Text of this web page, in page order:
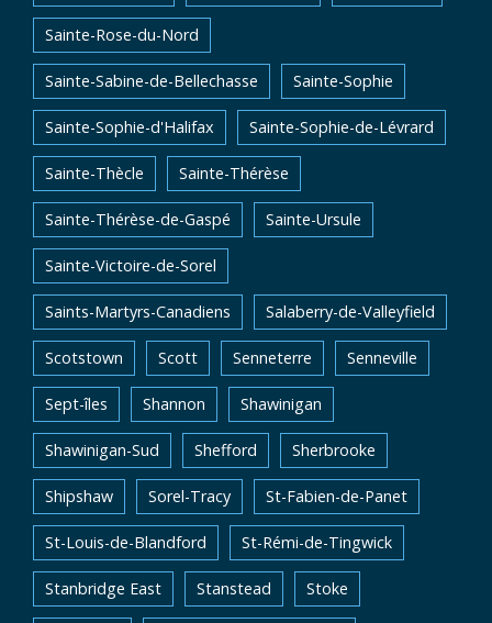
Sainte-Rose-du-Nord
Sainte-Sabine-de-Bellechasse Sainte-Sophie
Sainte-Sophie-d'Halifax Sainte-Sophie-de-Lévrard
Sainte-Thècle Sainte-Thérèse
Sainte-Thérèse-de-Gaspé Sainte-Ursule
Sainte-Victoire-de-Sorel
Saints-Martyrs-Canadiens Salaberry-de-Valleyfield
Scotstown Scott Senneterre Senneville
Sept-îles Shannon Shawinigan
Shawinigan-Sud Shefford Sherbrooke
Shipshaw Sorel-Tracy St-Fabien-de-Panet
St-Louis-de-Blandford St-Rémi-de-Tingwick
Stanbridge East Stanstead Stoke